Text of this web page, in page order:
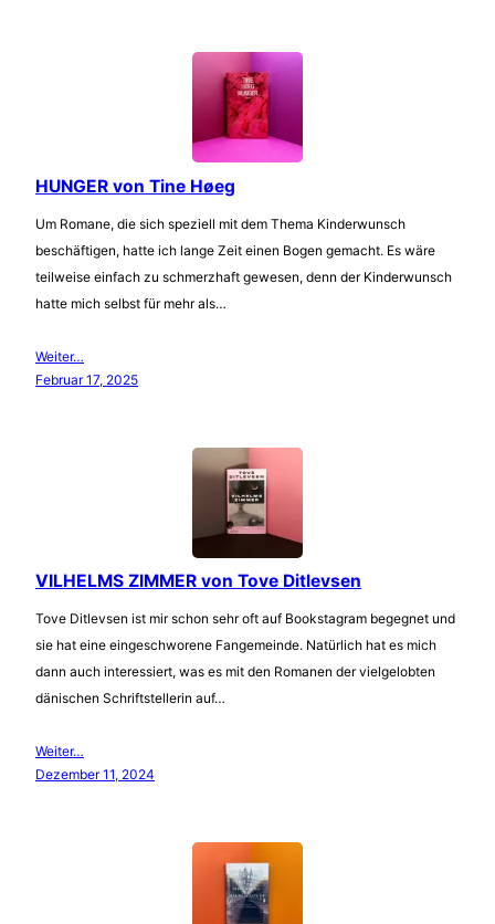
HUNGER von Tine Høeg
Um Romane, die sich speziell mit dem Thema Kinderwunsch
beschäftigen, hatte ich lange Zeit einen Bogen gemacht. Es wäre
teilweise einfach zu schmerzhaft gewesen, denn der Kinderwunsch
hatte mich selbst für mehr als…
Weiter…
Februar 17, 2025
VILHELMS ZIMMER von Tove Ditlevsen
Tove Ditlevsen ist mir schon sehr oft auf Bookstagram begegnet und
sie hat eine eingeschworene Fangemeinde. Natürlich hat es mich
dann auch interessiert, was es mit den Romanen der vielgelobten
dänischen Schriftstellerin auf…
Weiter…
Dezember 11, 2024